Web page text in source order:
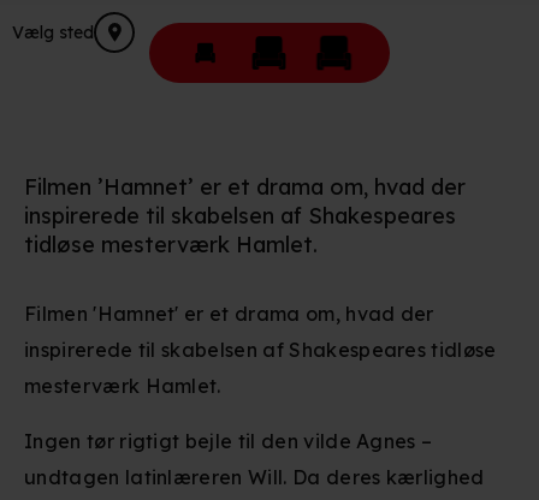
Vælg sted
Filmen ’Hamnet’ er et drama om, hvad der
inspirerede til skabelsen af Shakespeares
tidløse mesterværk Hamlet.
Filmen 'Hamnet' er et drama om, hvad der
inspirerede til skabelsen af Shakespeares tidløse
mesterværk Hamlet.
Ingen tør rigtigt bejle til den vilde Agnes –
undtagen latinlæreren Will. Da deres kærlighed